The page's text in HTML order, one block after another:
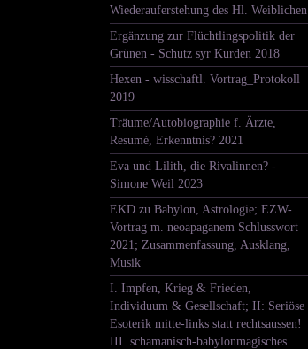
Wiederauferstehung des Hl. Weiblichen
Ergänzung zur Flüchtlingspolitik der
Grünen - Schutz syr Kurden 2018
Hexen - wisschaftl. Vortrag_Protokoll
2019
Träume/Autobiographie f. Ärzte,
Resumé, Erkenntnis? 2021
Eva und Lilith, die Rivalinnen? -
Simone Weil 2023
EKD zu Babylon, Astrologie; EZW-
Vortrag m. neoapaganem Schlusswort
2021; Zusammenfassung, Ausklang,
Musik
I. Impfen, Krieg & Frieden,
Individuum & Gesellschaft; II: Seriöse
Esoterik mitte-links statt rechtsaussen!
III. schamanisch-babylonmagisches